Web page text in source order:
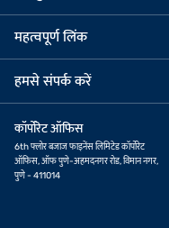
महत्वपूर्ण लिंक
हमसे संपर्क करें
कॉर्पोरेट ऑफिस
6th फ्लोर बजाज फाइनेंस लिमिटेड कॉर्पोरेट
ऑफिस, ऑफ पुणे-अहमदनगर रोड, विमान नगर,
पुणे - 411014